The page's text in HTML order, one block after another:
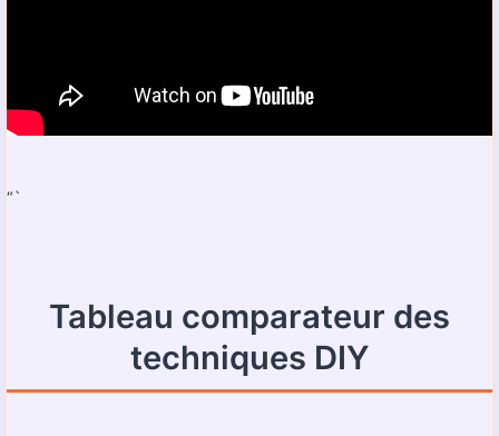
“`
Tableau comparateur des
techniques DIY